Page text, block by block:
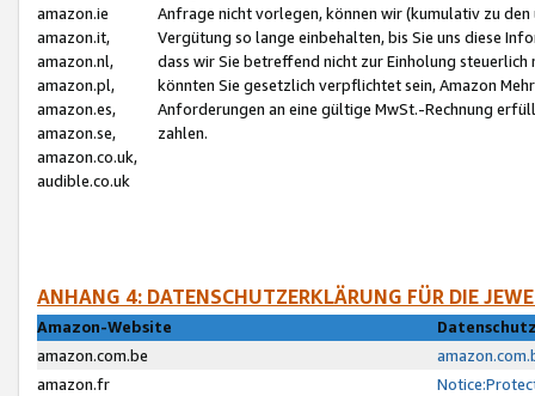
amazon.ie
amazon.it,
amazon.nl,
amazon.pl,
amazon.es,
amazon.se,
amazon.co.uk,
audible.co.uk
Anfrage nicht vorlegen, können wir (kumulativ zu
Vergütung so lange einbehalten, bis Sie uns diese
dass wir Sie betreffend nicht zur Einholung
könnten Sie gesetzlich verpflichtet sein, Amazon
Anforderungen an eine gültige MwSt.-Rechnung
zahlen.
ANHANG 4: DATENSCHUTZERKLÄRUNG FÜR DIE
Amazon-Website
amazon.com.be
amazon.fr